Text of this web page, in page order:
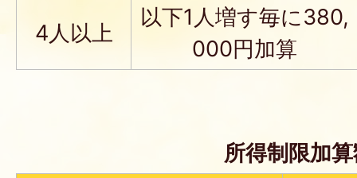
4人以上
以下1人増す毎に380,
000円加算
所得制限加